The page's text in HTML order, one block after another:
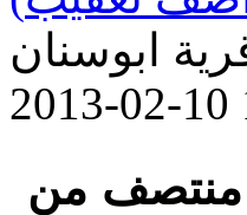
ابوسنان
2013-02-10
منتصف من